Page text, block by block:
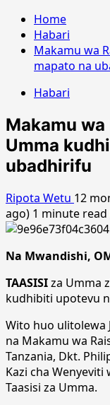
Home
Habari
Makamu wa
mapato na
Habari
Makamu wa
Umma
ubadhirifu
Ripota Wetu 12
ago) 1 minute read
Na Mwandishi,
TAASISIza Umma
kudhibiti upotevu
Wito huo ulitolewa
na Makamu wa
Tanzania, Dkt.
Kazi cha Wenyeviti
Taasisi za Umma.